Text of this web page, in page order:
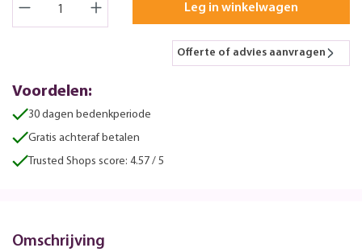
Leg in winkelwagen
Offerte of advies aanvragen
Voordelen:
30 dagen bedenkperiode
Gratis achteraf betalen
Trusted Shops score: 4.57 / 5
Omschrijving